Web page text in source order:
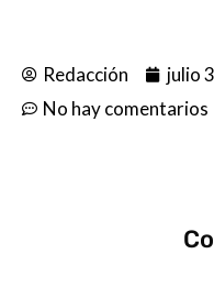
Redacción julio
No hay comentarios